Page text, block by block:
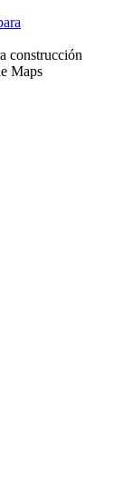
construcción
Maps